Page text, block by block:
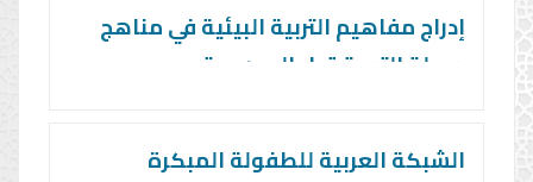
إدراج مفاهيم التربية البيئية في مناهج
مرحلة التربية قبل المدرسية
الشبكة العربية للطفولة المبكرة